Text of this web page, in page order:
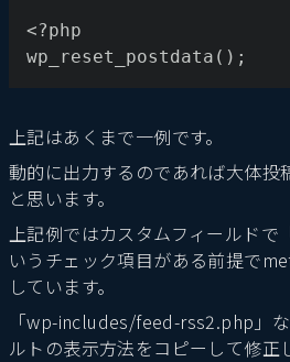
<?php
wp_reset_postdata();
上記はあくまで一例です。
動的に出力するのであれば大体投
と思います。
上記例ではカスタムフィールドで
いうチェック項目がある前提で
しています。
「wp-includes/feed-rss2.php」
ルトの表示方法をコピーして修正